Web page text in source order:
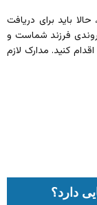
باید برای دریافت
فرزند شماست و
کنید. مدارک لازم
دارد؟